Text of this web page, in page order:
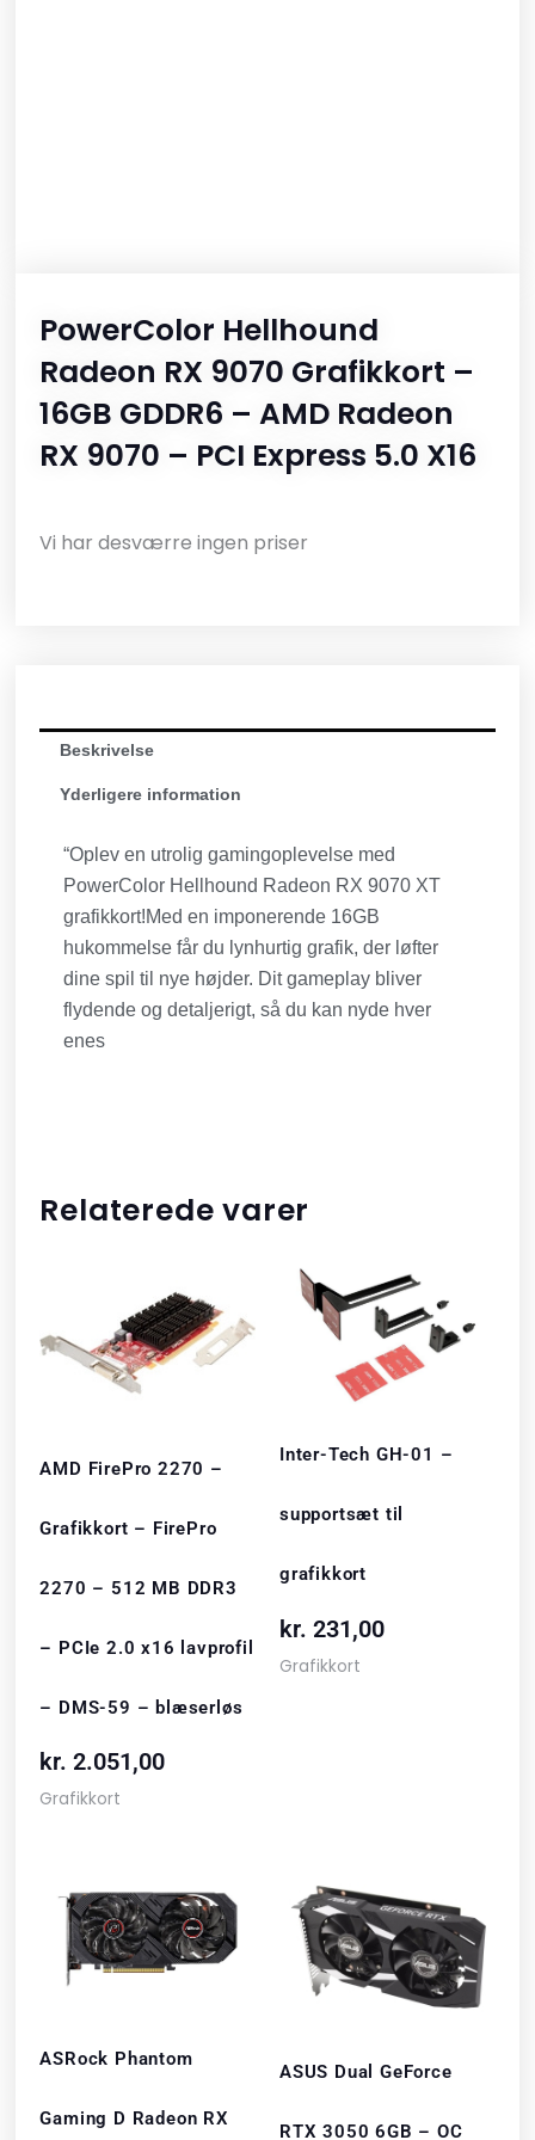
PowerColor Hellhound
Radeon RX 9070 Grafikkort –
16GB GDDR6 – AMD Radeon
RX 9070 – PCI Express 5.0 X16
Vi har desværre ingen priser
Beskrivelse
Yderligere information
“Oplev en utrolig gamingoplevelse med
PowerColor Hellhound Radeon RX 9070 XT
grafikkort!Med en imponerende 16GB
hukommelse får du lynhurtig grafik, der løfter
dine spil til nye højder. Dit gameplay bliver
flydende og detaljerigt, så du kan nyde hver
enes
Relaterede varer
AMD FirePro 2270 –
Grafikkort – FirePro
2270 – 512 MB DDR3
– PCIe 2.0 x16 lavprofil
– DMS-59 – blæserløs
kr. 2.051,00
Grafikkort
Inter-Tech GH-01 –
supportsæt til
grafikkort
kr. 231,00
Grafikkort
ASRock Phantom
Gaming D Radeon RX
ASUS Dual GeForce
RTX 3050 6GB – OC